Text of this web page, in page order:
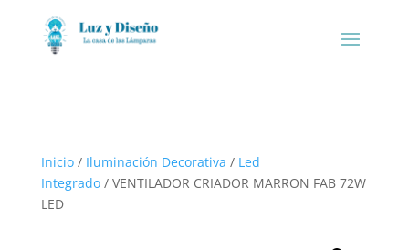
Inicio/ Iluminación Decorativa / Led
Integrado/ VENTILADOR CRIADOR MARRON FAB 72W
LED